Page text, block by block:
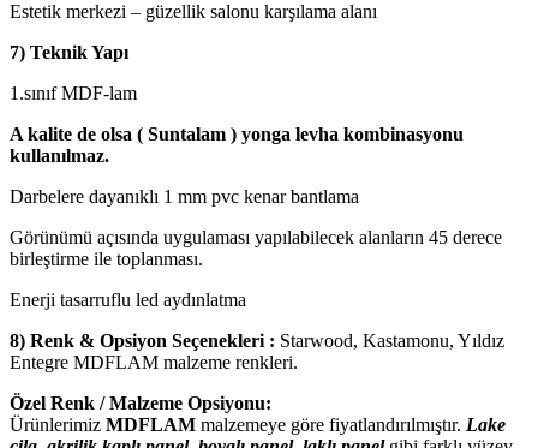
Estetik merkezi – güzellik salonu karşılama alanı
7) Teknik Yapı
1.sınıf MDF-lam
A kalite de olsa ( Suntalam ) yonga levha kombinasyonu
kullanılmaz.
Darbelere dayanıklı 1 mm pvc kenar bantlama
Görünümü açısında uygulaması yapılabilecek alanların 45 derece
birleştirme ile toplanması.
Enerji tasarruflu led aydınlatma
8) Renk & Opsiyon Seçenekleri : Starwood, Kastamonu, Yıldız
Entegre MDFLAM malzeme renkleri.
Özel Renk / Malzeme Opsiyonu:
Ürünlerimiz MDFLAM malzemeye göre fiyatlandırılmıştır. Lake